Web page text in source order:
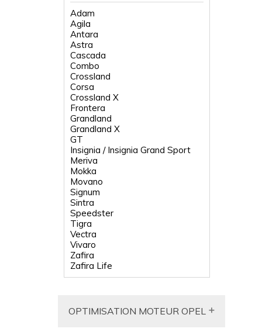
Adam
Agila
Antara
Astra
Cascada
Combo
Crossland
Corsa
Crossland X
Frontera
Grandland
Grandland X
GT
Insignia / Insignia Grand Sport
Meriva
Mokka
Movano
Signum
Sintra
Speedster
Tigra
Vectra
Vivaro
Zafira
Zafira Life
OPTIMISATION MOTEUR OPEL